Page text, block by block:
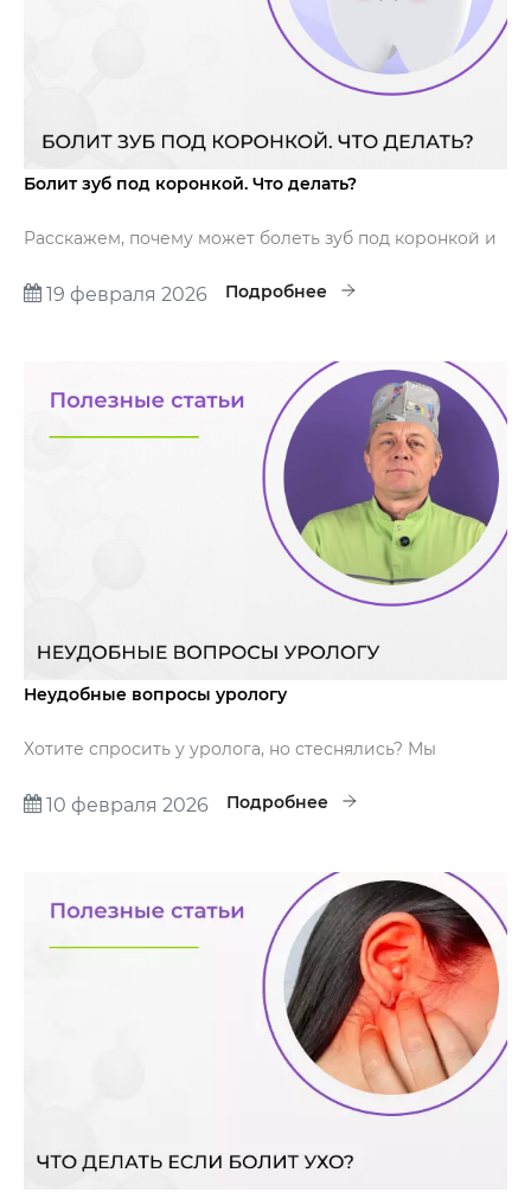
Болит зуб под коронкой. Что делать?
Расскажем, почему может болеть зуб под коронкой и
сохранить коронку без радикальных мер.
19 февраля 2026 Подробнее
Неудобные вопросы урологу
Хотите спросить у уролога, но стеснялись? Мы
10 февраля 2026 Подробнее